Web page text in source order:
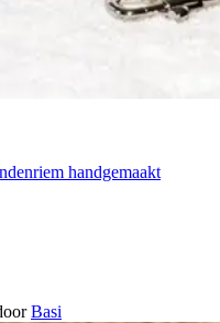
handgemaakt
Basi